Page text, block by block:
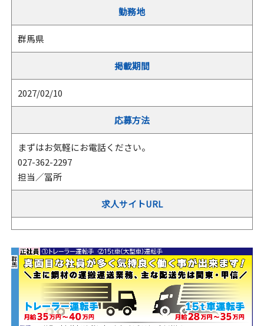
勤務地
群馬県
掲載期間
2027/02/10
応募方法
まずはお気軽にお電話ください。
027-362-2297
担当／冨所
求人サイトURL